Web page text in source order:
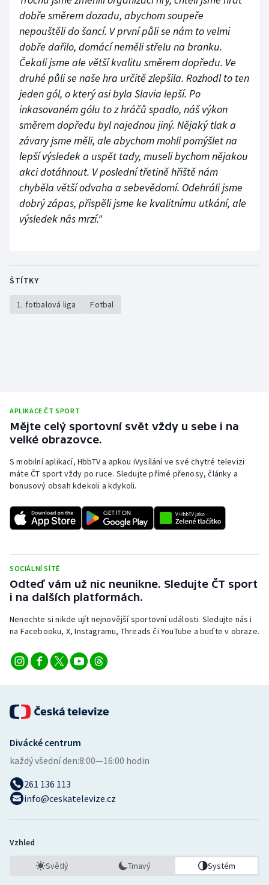
dobře směrem dozadu, abychom soupeře
nepouštěli do šancí. V první půli se nám to velmi
dobře dařilo, domácí neměli střelu na branku.
Čekali jsme ale větší kvalitu směrem dopředu. Ve
druhé půli se naše hra určitě zlepšila. Rozhodl to ten
jeden gól, o který asi byla Slavia lepší. Po
inkasovaném gólu to z hráčů spadlo, náš výkon
směrem dopředu byl najednou jiný. Nějaký tlak a
závary jsme měli, ale abychom mohli pomýšlet na
lepší výsledek a uspět tady, museli bychom nějakou
akci dotáhnout. V poslední třetině hřiště nám
chyběla větší odvaha a sebevědomí. Odehráli jsme
dobrý zápas, přispěli jsme ke kvalitnímu utkání, ale
výsledek nás mrzí."
ŠTÍTKY
1. fotbalová liga Fotbal
APLIKACE ČT SPORT
Mějte celý sportovní svět vždy u sebe i na
velké obrazovce.
S mobilní aplikací, HbbTV a apkou iVysílání ve své chytré televizi
máte ČT sport vždy po ruce. Sledujte přímé přenosy, články a
bonusový obsah kdekoli a kdykoli.
SOCIÁLNÍ SÍTĚ
Odteď vám už nic neunikne. Sledujte ČT sport
i na dalších platformách.
Nenechte si nikde ujít nejnovější sportovní události. Sledujte nás i
na Facebooku, X, Instagramu, Threads či YouTube a buďte v obraze.
Divácké centrum
každý všední den:8:00—16:00 hodin
261 136 113
info@ceskatelevize.cz
Vzhled
Světlý Tmavý Systém